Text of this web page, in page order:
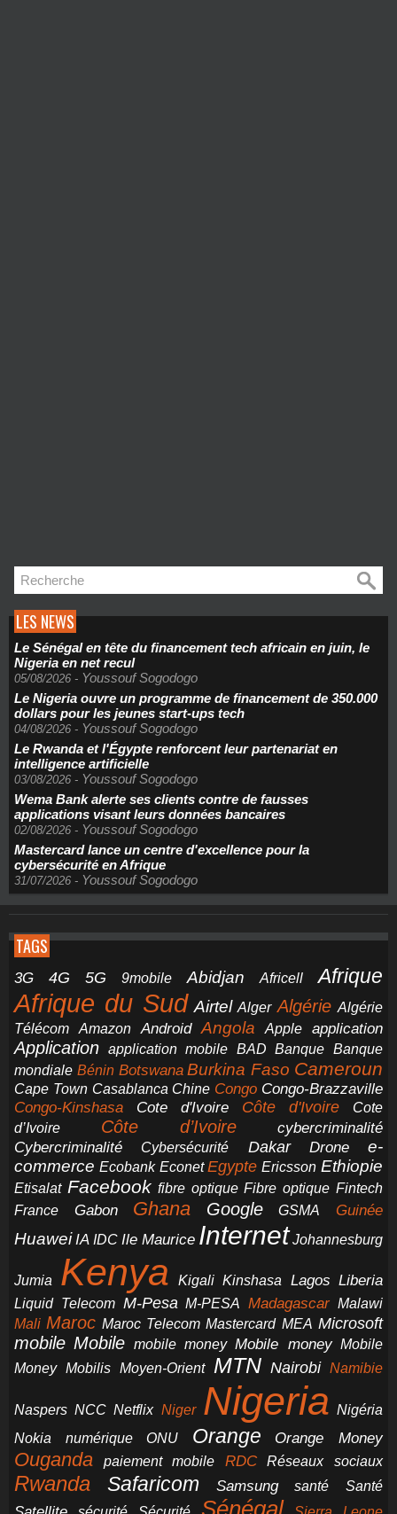
LES NEWS
Le Sénégal en tête du financement tech africain en juin, le
Nigeria en net recul
05/08/2026 - Youssouf Sogodogo
Le Nigeria ouvre un programme de financement de 350.000
dollars pour les jeunes start-ups tech
04/08/2026 - Youssouf Sogodogo
Le Rwanda et l'Égypte renforcent leur partenariat en
intelligence artificielle
03/08/2026 - Youssouf Sogodogo
Wema Bank alerte ses clients contre de fausses
applications visant leurs données bancaires
02/08/2026 - Youssouf Sogodogo
Mastercard lance un centre d'excellence pour la
cybersécurité en Afrique
31/07/2026 - Youssouf Sogodogo
TAGS
3G 4G 5G 9mobile Abidjan Africell Afrique
Afrique du Sud Airtel Alger Algérie Algérie
Télécom
Amazon Android Angola Apple application
Application application mobile BAD Banque Banque
mondiale Bénin Botswana Burkina Faso Cameroun
Cape Town Casablanca Chine Congo Congo-Brazzaville
Congo-Kinshasa Cote d'Ivoire Côte d'Ivoire
Cote
d’Ivoire
Côte d’Ivoire
cybercriminalité
Cybercriminalité
Cybersécurité Dakar Drone
e-
commerce Ecobank Econet Egypte Ericsson Ethiopie
Etisalat Facebook fibre optique Fibre optique Fintech
France
Gabon Ghana Google GSMA Guinée
Huawei IA IDC Ile Maurice Internet Johannesburg
Jumia Kenya Kigali Kinshasa Lagos Liberia
Liquid Telecom M-Pesa M-PESA Madagascar Malawi
Mali Maroc Maroc Telecom Mastercard MEA Microsoft
mobile Mobile mobile money Mobile money Mobile
Money Mobilis Moyen-Orient MTN Nairobi Namibie
Naspers NCC Netflix Niger Nigeria Nigéria
Nokia
numérique ONU Orange Orange Money
Ouganda paiement mobile RDC Réseaux sociaux
Rwanda Safaricom Samsung santé Santé
Sénégal